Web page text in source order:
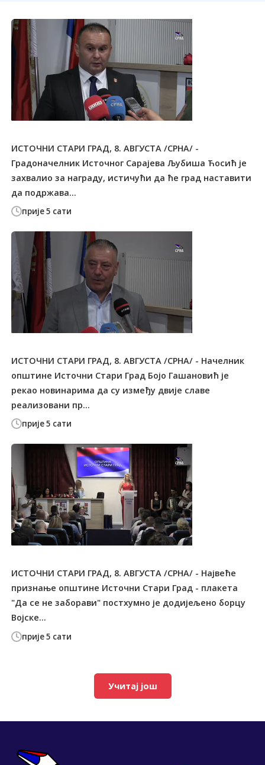
прије 5 сати
ИСТОЧНИ СТАРИ ГРАД, 8. АВГУСТА /СРНА/ -
Градоначелник Источног Сарајева Љубиша Ћосић је
захвалио за награду, истичући да ће град наставити
да подржава...
прије 5 сати
ИСТОЧНИ СТАРИ ГРАД, 8. АВГУСТА /СРНА/ - Начелник
општине Источни Стари Град Бојо Гашановић је
рекао новинарима да су између двије славе
реализовани пр...
прије 5 сати
ИСТОЧНИ СТАРИ ГРАД, 8. АВГУСТА /СРНА/ - Највеће
признање општине Источни Стари Град - плакета
"Да се не заборави" постхумно је додијељено борцу
Војске...
Учитај још